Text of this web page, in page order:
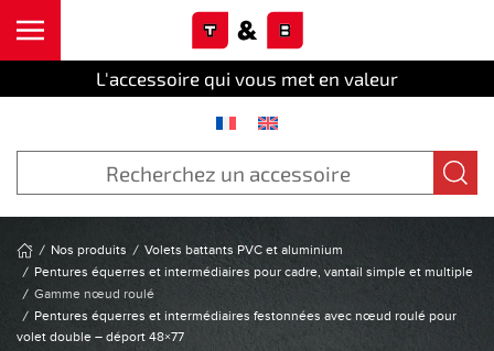
L'accessoire qui vous met en valeur
Nos produits
Volets battants PVC et aluminium
Pentures équerres et intermédiaires pour cadre, vantail simple et multiple
Gamme nœud roulé
Pentures équerres et intermédiaires festonnées avec nœud roulé pour
volet double – déport 48×77
Cookies management panel